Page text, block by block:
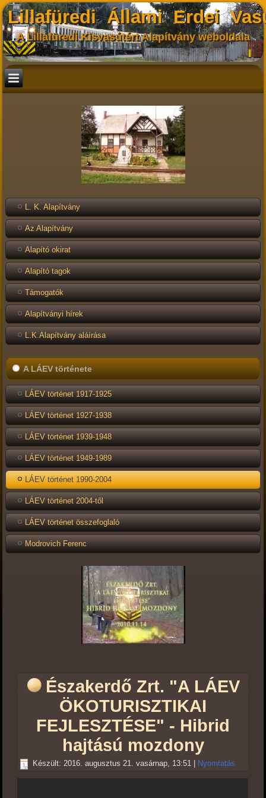
Lillafüredi Állami Erdei
A Lillafüredi Kisvasútért Alapítvány weboldala
L. K. Alapítvány
Az Alapítvány
Alapító okirat
Alapító tagok
Támogatók
Alapítványi hírek
L.K.Alapítvány aláírása
A LÁEV története
LÁEV történet 1917-1925
LÁEV történet 1927-1938
LÁEV történet 1939-1948
LÁEV történet 1949-1989
LÁEV történet 1990-2004
LÁEV történet 2004-től
LÁEV történet összefoglaló
Modrovich Ferenc
Északerdő Zrt. "A LÁEV
ÖKOTURISZTIKAI
FEJLESZTÉSE" - Hibrid
hajtású mozdony
Készült: 2016. augusztus 21. vasárnap, 13:51 Nyomtatás